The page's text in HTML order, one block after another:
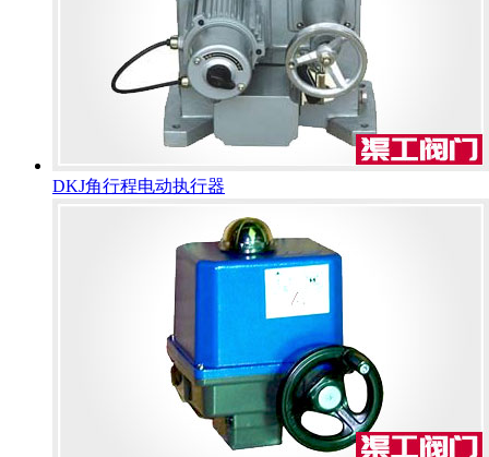
DKJ角行程电动执行器